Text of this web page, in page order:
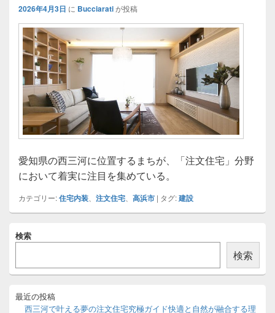
2026年4月3日 に Bucciaratiが投稿
愛知県の西三河に位置するまちが、「注文住宅」分野
において着実に注目を集めている。
カテゴリー:住宅内装 注文住宅 高浜市 | タグ:建設
イ
イ
バ
検索
検索
最近の投稿
西三河で叶える夢の注文住宅究極ガイド快適と自然が融合する理